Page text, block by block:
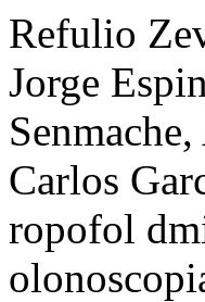
Refulio
Jorge
Carlos
ropofol